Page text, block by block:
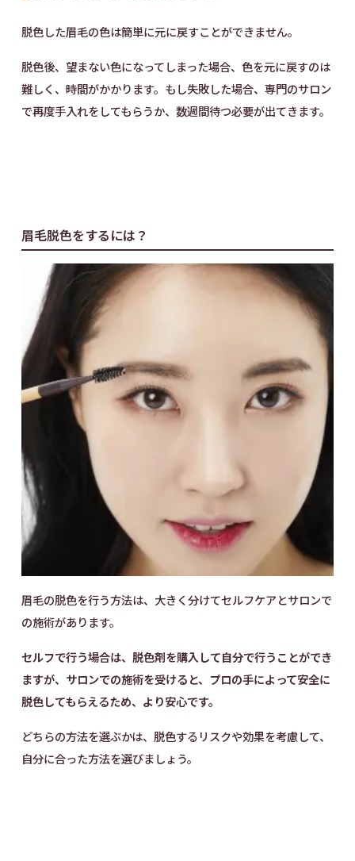
脱色した眉毛の色は簡単に元に戻すことができません。
脱色後、望まない色になってしまった場合、色を元に戻すのは
難しく、時間がかかります。もし失敗した場合、専門のサロン
で再度手入れをしてもらうか、数週間待つ必要が出てきます。
眉毛脱色をするには？
眉毛の脱色を行う方法は、大きく分けてセルフケアとサロンで
の施術があります。
セルフで行う場合は、脱色剤を購入して自分で行うことができ
ますが、サロンでの施術を受けると、プロの手によって安全に
脱色してもらえるため、より安心です。
どちらの方法を選ぶかは、脱色するリスクや効果を考慮して、
自分に合った方法を選びましょう。